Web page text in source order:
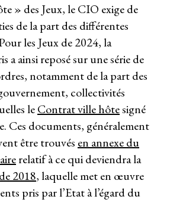
» des Jeux, le CIO exige de
de la part des différentes
les Jeux de 2024, la
a ainsi reposé sur une série de
notamment de la part des
collectivités
leContrat ville hôtesigné
Ces documents, généralement
être trouvés en annexe du
relatif à ce qui deviendra la
2018, laquelle met en œuvre
pris par l’Etat à l’égard du